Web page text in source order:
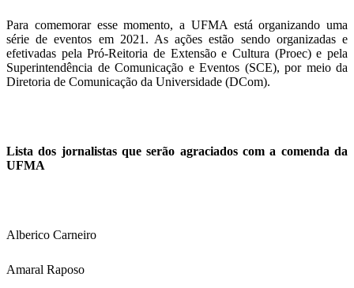
Para comemorar esse momento, a UFMA está organizando uma
série de eventos em 2021. As ações estão sendo organizadas e
efetivadas pela Pró-Reitoria de Extensão e Cultura (Proec) e pela
Superintendência de Comunicação e Eventos (SCE), por meio da
Diretoria de Comunicação da Universidade (DCom).
Lista dos jornalistas que serão agraciados com a comenda da
UFMA
Alberico Carneiro
Amaral Raposo